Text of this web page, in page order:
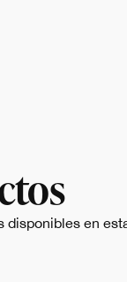
disponibles en